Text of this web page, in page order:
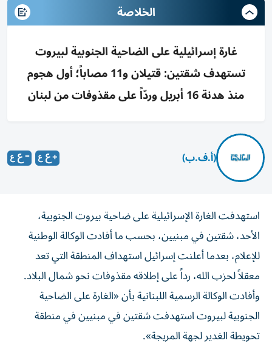
الخلاصة
غارة إسرائيلية على الضاحية الجنوبية لبيروت
تستهدف شقتين: قتيلان و11 مصاباً؛ أول هجوم
منذ هدنة 16 أبريل وردّاً على مقذوفات من لبنان
(أ.ف.ب)
استهدفت الغارة الإسرائيلية على ضاحية بيروت الجنوبية،
الأحد، شقتين في مبنيين، بحسب ما أفادت الوكالة الوطنية
للإعلام، بعدما أعلنت إسرائيل استهداف المنطقة التي تعد
معقلاً لحزب الله، رداً على إطلاقه مقذوفات نحو شمال البلاد.
وأفادت الوكالة الرسمية اللبنانية بأن «الغارة على الضاحية
الجنوبية لبيروت استهدفت شقتين في مبنيين في منطقة
تحويطة الغدير لجهة المريجة».